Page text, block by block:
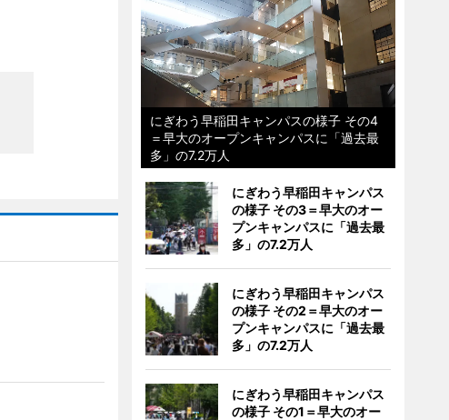
にぎわう早稲田キャンパスの様子 その4
＝早大のオープンキャンパスに「過去最
多」の7.2万人
にぎわう早稲田キャンパス
の様子 その3＝早大のオー
プンキャンパスに「過去最
多」の7.2万人
にぎわう早稲田キャンパス
の様子 その2＝早大のオー
プンキャンパスに「過去最
多」の7.2万人
にぎわう早稲田キャンパス
の様子 その1＝早大のオー